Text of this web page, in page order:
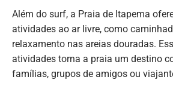
Além do surf, a Praia de Itapema
atividades ao ar livre, como
relaxamento nas areias douradas.
atividades torna a praia um destino
famílias, grupos de amigos ou